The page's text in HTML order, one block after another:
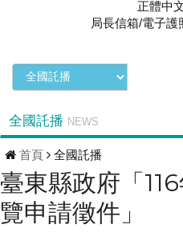
正體中
局長信箱/電子護
全國託播 NEWS
首頁 全國託播
臺東縣政府「
覽申請徵件」